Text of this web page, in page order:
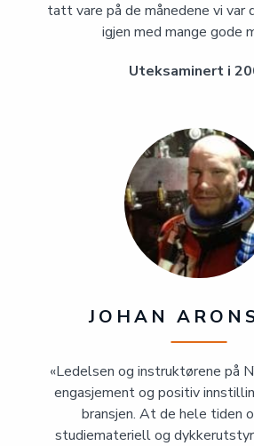
tatt vare på de månedene vi var
igjen med mange gode
Uteksaminert i
JOHAN
«Ledelsen og instruktørene på
engasjement og positiv
bransjen. At de hele tiden
studiemateriell og